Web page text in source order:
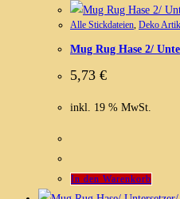
Alle Stickdateien, Deko
Mug Rug Hase 2/
5,73 €
inkl. 19 % MwSt.
In den Warenkorb